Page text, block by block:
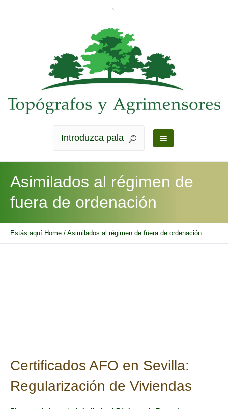
Asimilados al régimen de
fuera de ordenación
Estás aquí Home / Asimilados al régimen de fuera de ordenación
Certificados AFO en Sevilla:
Regularización de Viviendas